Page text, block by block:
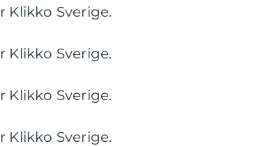
Klikko Sverige.
Klikko Sverige.
Klikko Sverige.
Klikko Sverige.